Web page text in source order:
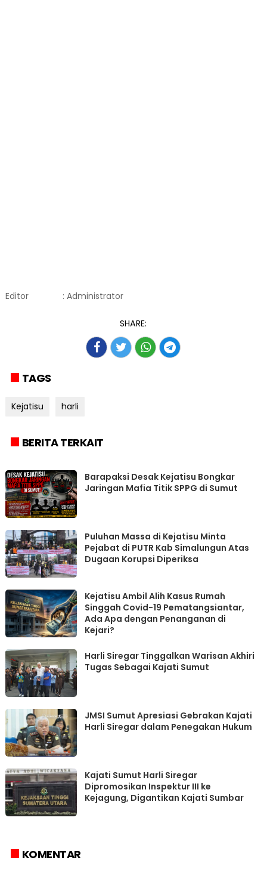
Editor : Administrator
SHARE:
TAGS
Kejatisu harli
BERITA TERKAIT
Barapaksi Desak Kejatisu Bongkar
Jaringan Mafia Titik SPPG di Sumut
Puluhan Massa di Kejatisu Minta
Pejabat di PUTR Kab Simalungun Atas
Dugaan Korupsi Diperiksa
Kejatisu Ambil Alih Kasus Rumah
Singgah Covid-19 Pematangsiantar,
Ada Apa dengan Penanganan di
Kejari?
Harli Siregar Tinggalkan Warisan Akhiri
Tugas Sebagai Kajati Sumut
JMSI Sumut Apresiasi Gebrakan Kajati
Harli Siregar dalam Penegakan Hukum
Kajati Sumut Harli Siregar
Dipromosikan Inspektur III ke
Kejagung, Digantikan Kajati Sumbar
KOMENTAR